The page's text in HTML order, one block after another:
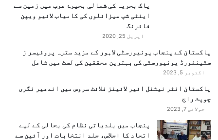
پاک بحریہ کی شمالی بحیرۂ عرب میں زمین سے
اینٹی شپ میزائلوں کی کامیاب لائیو ویپن
فائرنگ
اپریل 25, 2020
پاکستان کے پنجاب یونیورسٹی لاہور کے مزید سترہ پروفیسر ز
سٹینفورڈ یونیورسٹی کی بہترین محققین کی لسٹ میں شامل
اکتوبر 5, 2023
پاکستان انٹر نیشنل ائیر لائینز فلائٹ سروس میں اندھیر نگری
چوپٹ راج
جولائی 7, 2023
پنجاب میں بلدیاتی نظام کی بحالی کے لیے
اتحاد کا اجلاس، جلد انتخابات اور آئین سے